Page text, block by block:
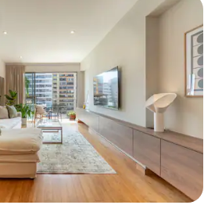
スです。